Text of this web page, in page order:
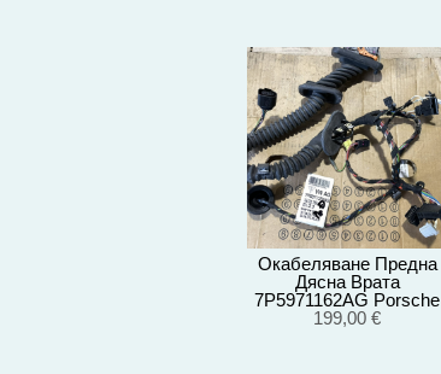
Окабеляване Предна
Дясна Врата
7P5971162AG Porsche
Cayenne 3.0D
199,00 €